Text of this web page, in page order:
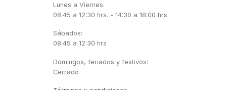
Lunes a Viernes:
08:45 a 12:30 hrs. - 14:30 a 18:00 hrs.
Sábados:
08:45 a 12:30 hrs
Domingos, feriados y festivos:
Cerrado